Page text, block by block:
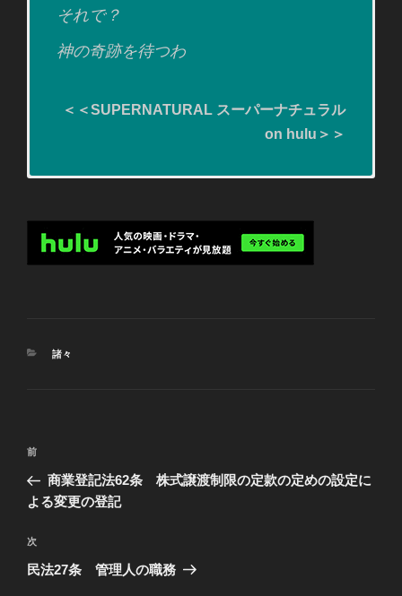
それで？
神の奇跡を待つわ
＜＜SUPERNATURAL スーパーナチュラル
on hulu＞＞
YOU WANT TO HEAR
SOMETHING WEIRD?
REALLY.
WHEN THE MIRACLES HAPPEN.
YOU HAVE TO HAVE IT
[CHUCKLING]
カ
諸々
投
ナ
ゲ
ー
過
去
の
稿
前
商業登記法62条 株式譲渡制限の定款の定めの設定に
よる変更の登記
次
の
次
民法27条 管理人の職務